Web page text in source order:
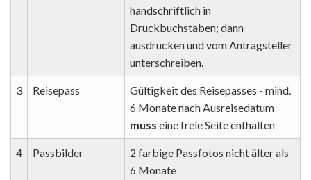
handschriftlich in
Druckbuchstaben; dann
ausdrucken und vom Antragsteller
unterschreiben.
3 Reisepass
Gültigkeit des Reisepasses - mind.
6 Monate nach Ausreisedatum
muss eine freie Seite enthalten
4 Passbilder
2 farbige Passfotos nicht älter als
6 Monate